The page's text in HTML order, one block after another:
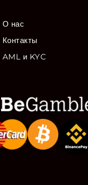
О нас
Контакты
AML и KYC